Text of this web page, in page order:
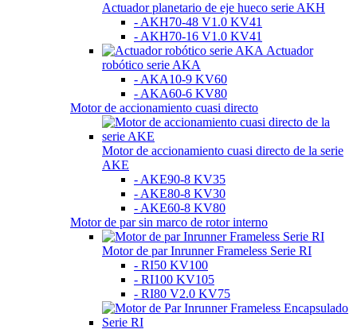
Actuador planetario de eje hueco serie AKH
- AKH70-48 V1.0 KV41
- AKH70-16 V1.0 KV41
Actuador
robótico serie AKA
- AKA10-9 KV60
- AKA60-6 KV80
Motor de accionamiento cuasi directo
Motor de accionamiento cuasi directo de la serie
AKE
- AKE90-8 KV35
- AKE80-8 KV30
- AKE60-8 KV80
Motor de par sin marco de rotor interno
Motor de par Inrunner Frameless Serie RI
- RI50 KV100
- RI100 KV105
- RI80 V2.0 KV75